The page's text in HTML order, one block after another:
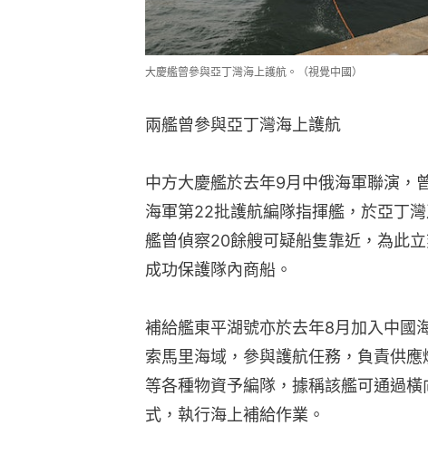
大慶艦曾參與亞丁灣海上護航。（視覺中國）
兩艦曾參與亞丁灣海上護航
中方大慶艦於去年9月中俄海軍聯演，
海軍第22批護航編隊指揮艦，於亞丁
艦曾偵察20餘艘可疑船隻靠近，為此
成功保護隊內商船。
補給艦東平湖號亦於去年8月加入中國
索馬里海域，參與護航任務，負責供
等各種物資予編隊，據稱該艦可通過
式，執行海上補給作業。